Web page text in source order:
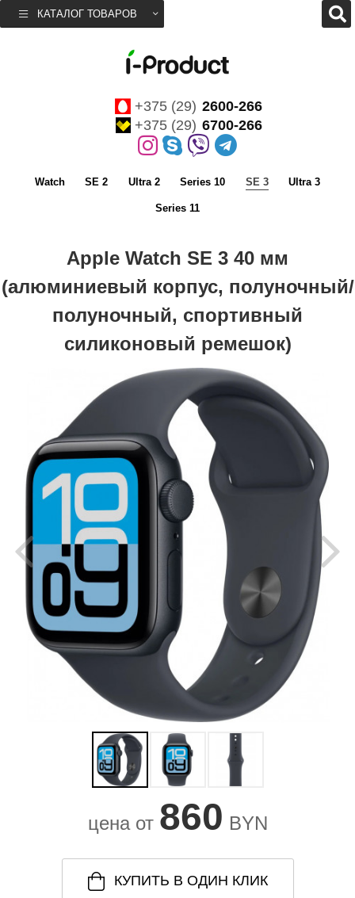
КАТАЛОГ ТОВАРОВ
+375 (29) 2600-266
+375 (29) 6700-266
Watch SE 2 Ultra 2 Series 10 SE 3 Ultra 3
Series 11
Apple Watch SE 3 40 мм
(алюминиевый корпус, полуночный/
полуночный, спортивный
силиконовый ремешок)
цена от 860 BYN
КУПИТЬ В ОДИН КЛИК